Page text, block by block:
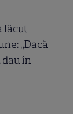
făcut
„Dacă
dau în